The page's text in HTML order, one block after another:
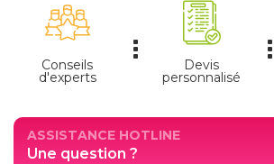
Conseils
d'experts
Devis
personnalisé
ASSISTANCE HOTLINE
Une question ?